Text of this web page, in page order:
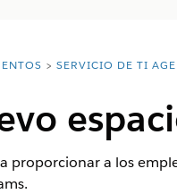
SERVICIO DE TI
proporcionar a los